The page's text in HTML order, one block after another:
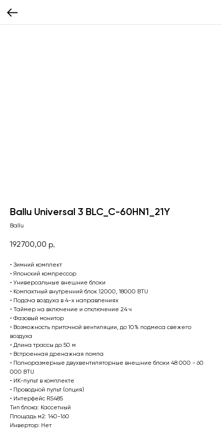
Ballu Universal 3 BLC_C-60HN1_21Y
Ballu
192700,00 р.
• Зимний комплект
• Японский компрессор
• Универсальные внешние блоки
• Компактный внутренний блок 12000, 18000 BTU
• Подача воздуха в 4-х направлениях
• Таймер на включение и отключение 24 ч
• Фазовый монитор
• Возможность приточной вентиляции, до 10% подмеса свежего
воздуха
• Длина трассы до 50 м
• Встроенная дренажная помпа
• Полноразмерные двухвентиляторные внешние блоки 48 000 - 60
000 BTU
• ИК-пульт в комплекте
• Проводной пульт (опция)
• Интерфейс RS485
Тип блока: Кассетный
Площадь м2: 140-160
Инвертор: Нет